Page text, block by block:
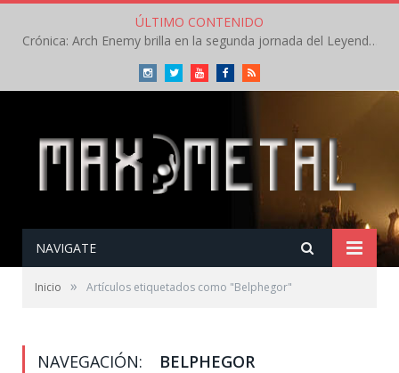
ÚLTIMO CONTENIDO
Crónica: Arch Enemy brilla en la segunda jornada del Leyendas del Rock – Jueves – Agosto 2026
InstagramTwitterYoutubeFacebookRSS
NAVIGATE
Inicio » Artículos etiquetados como "Belphegor"
NAVEGACIÓN: BELPHEGOR